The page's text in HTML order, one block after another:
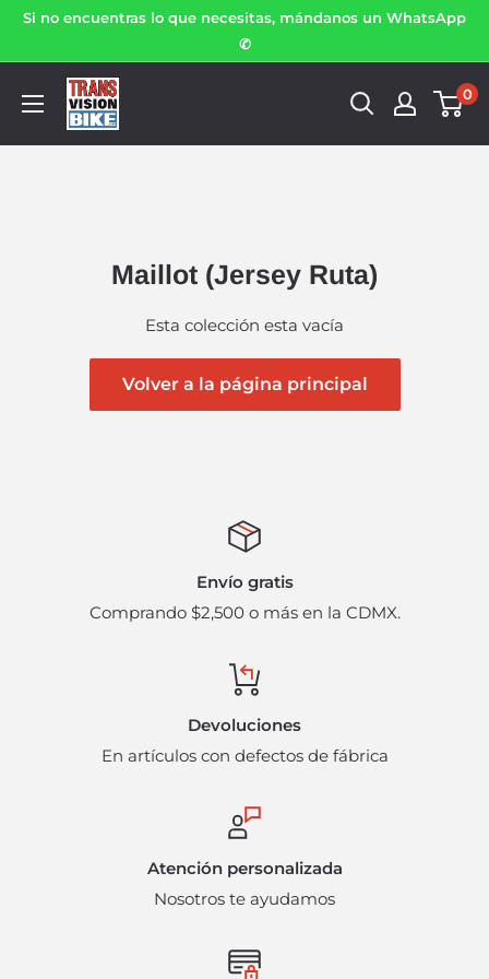
Si no encuentras lo que necesitas, mándanos un WhatsApp
✆
0
Maillot (Jersey Ruta)
Esta colección esta vacía
Volver a la página principal
Envío gratis
Comprando $2,500 o más en la CDMX.
Devoluciones
En artículos con defectos de fábrica
Atención personalizada
Nosotros te ayudamos